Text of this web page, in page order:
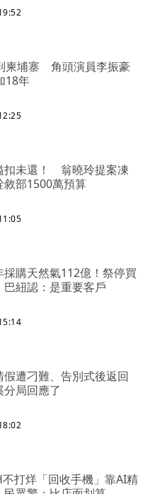
柬埔寨 角頭演員李振豪
18年
扣未還！ 翁曉玲提案凍
敘部1500萬預算
採購天然氣112億！祭停買
紐認：是重要客戶
假遭刁難、告別式後返回
局回應了
打烊「回收手機」靠AI精